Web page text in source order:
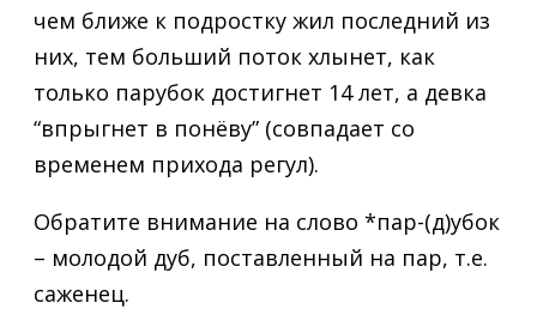
чем ближе к подростку жил последний из
них, тем больший поток хлынет, как
только парубок достигнет 14 лет, а девка
“впрыгнет в понёву” (совпадает со
временем прихода регул).
Обратите внимание на слово *пар-(д)убок
– молодой дуб, поставленный на пар, т.е.
саженец.